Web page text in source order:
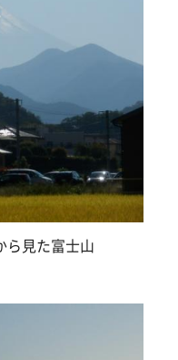
ら見た富士山